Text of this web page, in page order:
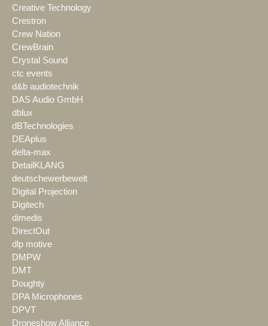
Creative Technology
Crestron
Crew Nation
CrewBrain
Crystal Sound
ctc events
d&b audiotechnik
DAS Audio GmbH
dblux
dBTechnologies
DEAplus
delta-max
DetailKLANG
deutschewerbewelt
Digital Projection
Digitech
dimedis
DirectOut
dlp motive
DMPW
DMT
Doughty
DPA Microphones
DPVT
Droneshow Alliance